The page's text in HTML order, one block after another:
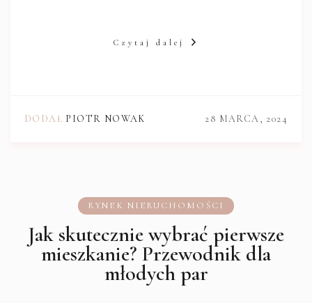
radykalny krok. Postaramy się przybliżyć ten
Czytaj dalej
DODAŁ PIOTR NOWAK 28 MARCA, 2024
RYNEK NIERUCHOMOŚCI
Jak skutecznie wybrać pierwsze
mieszkanie? Przewodnik dla
młodych par